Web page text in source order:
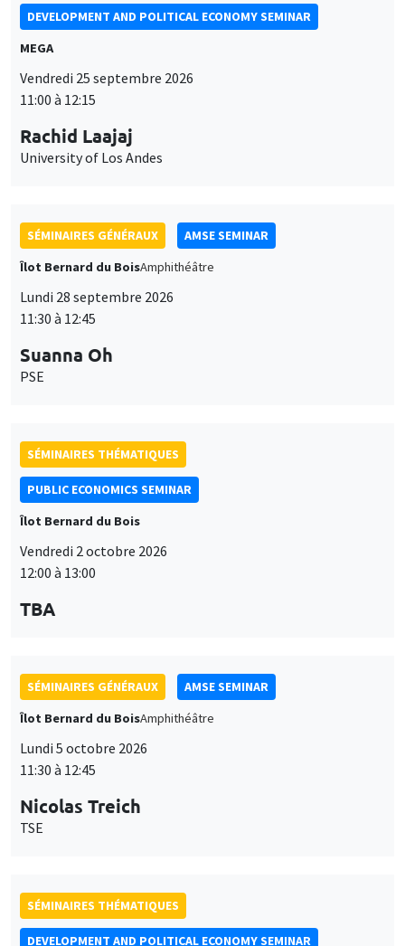
DEVELOPMENT AND POLITICAL ECONOMY SEMINAR
MEGA
Vendredi 25 septembre 2026
11:00 à 12:15
Rachid Laajaj
University of Los Andes
SÉMINAIRES GÉNÉRAUX
AMSE SEMINAR
Îlot Bernard du BoisAmphithéâtre
Lundi 28 septembre 2026
11:30 à 12:45
Suanna Oh
PSE
SÉMINAIRES THÉMATIQUES
PUBLIC ECONOMICS SEMINAR
Îlot Bernard du Bois
Vendredi 2 octobre 2026
12:00 à 13:00
TBA
SÉMINAIRES GÉNÉRAUX
AMSE SEMINAR
Îlot Bernard du BoisAmphithéâtre
Lundi 5 octobre 2026
11:30 à 12:45
Nicolas Treich
TSE
SÉMINAIRES THÉMATIQUES
DEVELOPMENT AND POLITICAL ECONOMY SEMINAR